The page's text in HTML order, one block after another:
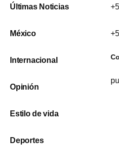
Últimas Noticias
México
Internacional
Opinión
Estilo de vida
Deportes